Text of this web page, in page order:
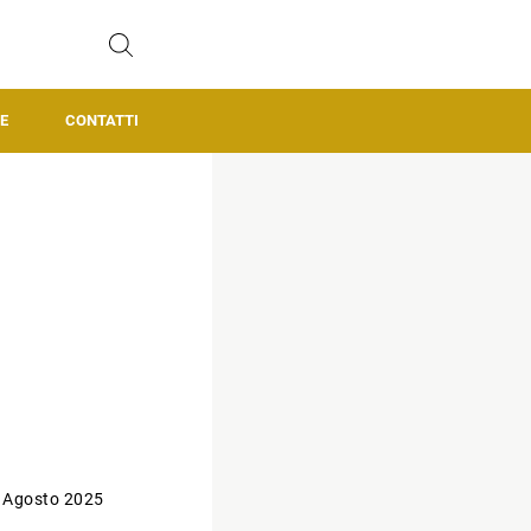
CONTATTI
2025